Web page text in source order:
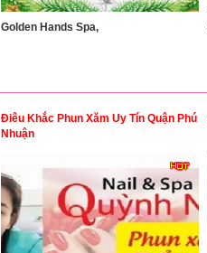
Golden Hands Spa,
Điêu Khắc Phun Xăm Uy Tín Quận Phú
Nhuận